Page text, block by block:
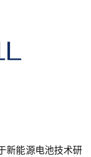
新能源电池技术研